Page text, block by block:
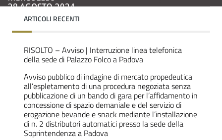
ARTICOLI RECENTI
RISOLTO – Avviso | Interruzione linea telefonica
della sede di Palazzo Folco a Padova
Avviso pubblico di indagine di mercato propedeutica
all’espletamento di una procedura negoziata senza
pubblicazione di un bando di gara per l’affidamento in
concessione di spazio demaniale e del servizio di
erogazione bevande e snack mediante l’installazione
di n. 2 distributori automatici presso la sede della
Soprintendenza a Padova